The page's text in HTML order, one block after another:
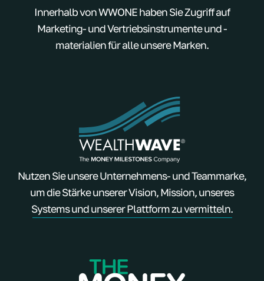
Innerhalb von WWONE haben Sie Zugriff auf
Marketing- und Vertriebsinstrumente und -
materialien für alle unsere Marken.
Nutzen Sie unsere Unternehmens- und Teammarke,
um die Stärke unserer Vision, Mission, unseres
Systems und unserer Plattform zu vermitteln.